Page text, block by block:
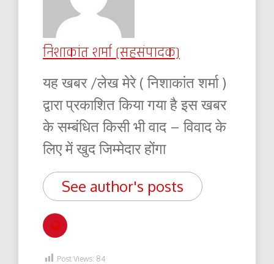
निशाकांत शर्मा (सहसंपादक)
यह खबर /लेख मेरे ( निशाकांत शर्मा )
द्वारा प्रकाशित किया गया है इस खबर
के सम्बंधित किसी भी वाद – विवाद के
लिए में खुद जिम्मेदार होंगा
See author's posts
Post Views: 84